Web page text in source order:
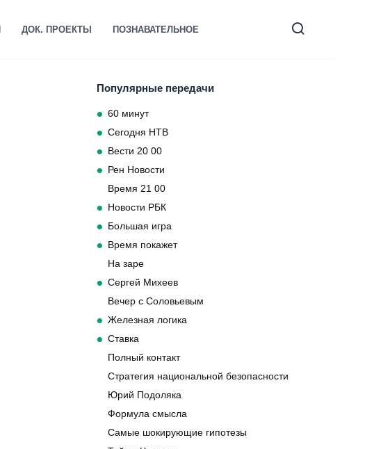
ДОК. ПРОЕКТЫ ПОЗНАВАТЕЛЬНОЕ
Популярные передачи
60 минут
Сегодня НТВ
Вести 20 00
Рен Новости
Время 21 00
Новости РБК
Большая игра
Время покажет
На заре
Сергей Михеев
Вечер с Соловьевым
Железная логика
Ставка
Полный контакт
Стратегия национальной безопасности
Юрий Подоляка
Формула смысла
Самые шокирующие гипотезы